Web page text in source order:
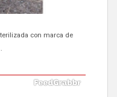
con marca de